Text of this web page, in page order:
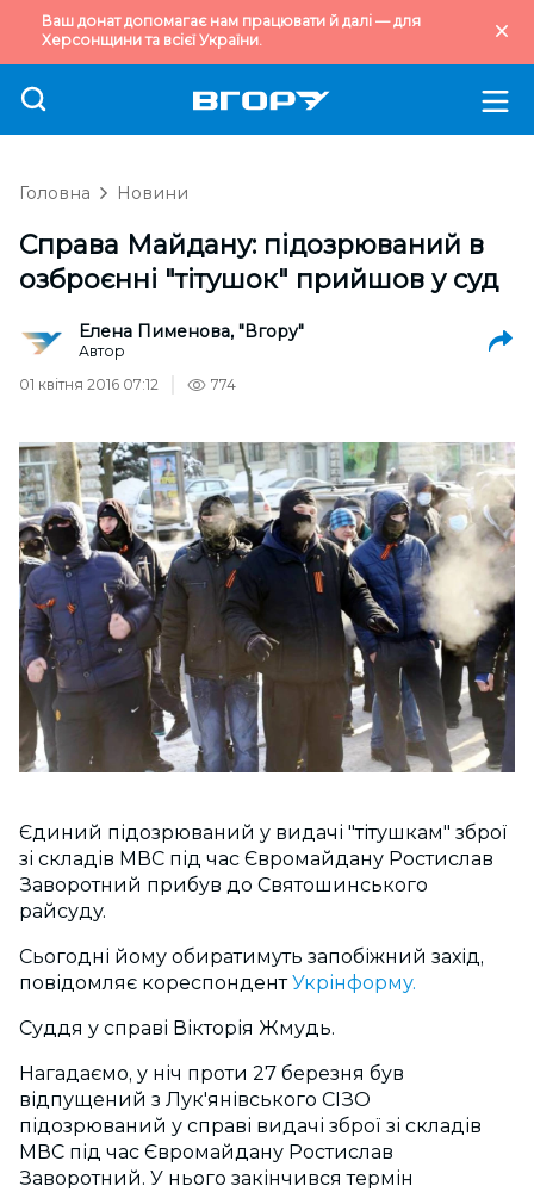
Ваш донат допомагає нам працювати й далі — для
Херсонщини та всієї України.
Головна Новини
Справа Майдану: підозрюваний в
озброєнні "тітушок" прийшов у суд
Елена Пименова, "Вгору"
Автор
01 квітня 2016 07:12
774
Єдиний підозрюваний у видачі "тітушкам" зброї
зі складів МВС під час Євромайдану Ростислав
Заворотний прибув до Святошинського
райсуду.
Сьогодні йому обиратимуть запобіжний захід,
повідомляє кореспондентУкрінформу.
Суддя у справі Вікторія Жмудь.
Нагадаємо, у ніч проти 27 березня був
відпущений з Лук'янівського СІЗО
підозрюваний у справі видачі зброї зі складів
МВС під час Євромайдану Ростислав
Заворотний. У нього закінчився термін